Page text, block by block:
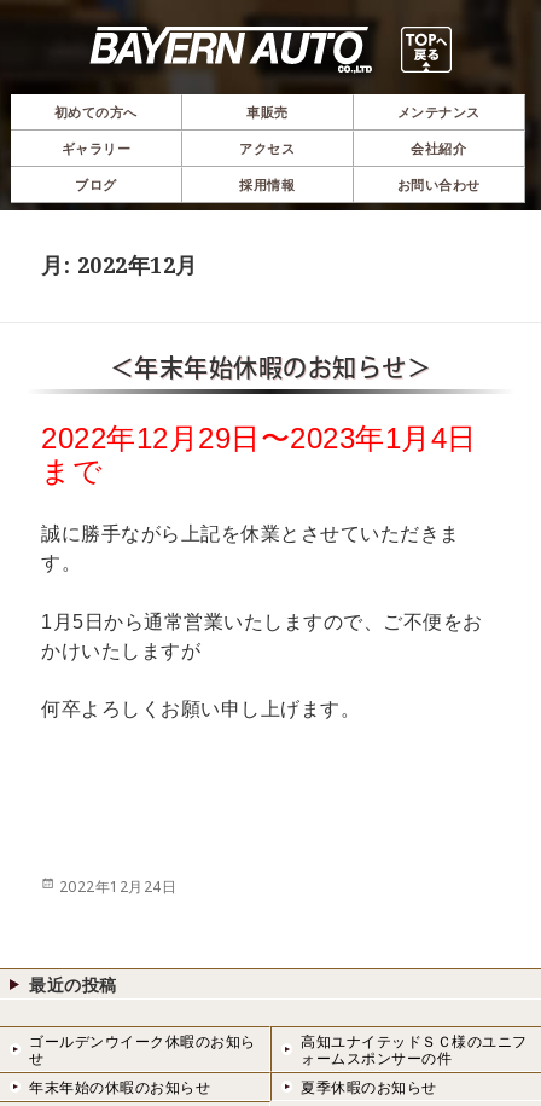
初めての方へ 車販売 メンテナンス
ギャラリー アクセス 会社紹介
ブログ 採用情報 お問い合わせ
月: 2022年12月
＜年末年始休暇のお知らせ＞
2022年12月29日〜2023年1月4日
まで
誠に勝手ながら上記を休業とさせていただきま
す。
1月5日から通常営業いたしますので、ご不便をお
かけいたしますが
何卒よろしくお願い申し上げます。
投
2022年12月24日
最近の投稿
ゴールデンウイーク休暇のお知ら
せ
高知ユナイテッドＳＣ様のユニフ
ォームスポンサーの件
年末年始の休暇のお知らせ
夏季休暇のお知らせ